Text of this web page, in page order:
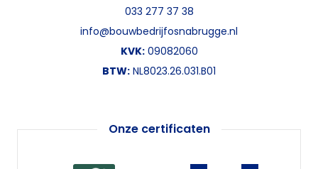
033 277 37 38
info@bouwbedrijfosnabrugge.nl
KVK:09082060
BTW: NL8023.26.031.B01
Onze certificaten